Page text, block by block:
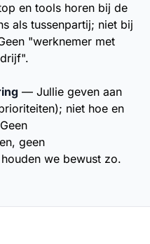
en tools horen bij de
als tussenpartij; niet bij
"werknemer met
— Jullie geven aan
niet hoe en
geen
we bewust zo.